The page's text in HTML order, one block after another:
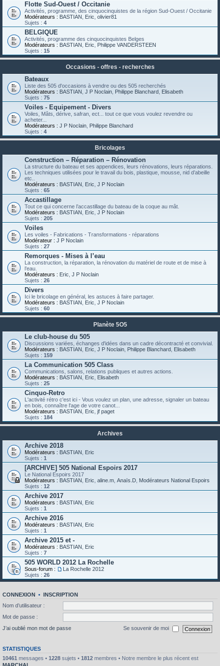
Flotte Sud-Ouest / Occitanie
Activités, programme, des cinquocinquistes de la région Sud-Ouest / Occitanie
Modérateurs : BASTIAN Eric olivier81
Sujets : 4
BELGIQUE
Activités, programme des cinquocinquistes Belges
Modérateurs : BASTIAN Eric
Philippe VANDERSTEEN
Sujets : 15
Occasions - offres - recherches
Bateaux
Liste des 505 d'occasions à vendre ou des 505 recherchés
Modérateurs : BASTIAN J P Noclain Philippe Blanchard Elisabeth
Sujets : 75
Voiles - Equipement - Divers
Voiles, Mâts, dérive, safran, ect... tout ce que vous voulez revendre ou
acheter...
Modérateurs : J P Noclain Philippe Blanchard
Sujets : 4
Bricolages
Construction – Réparation – Rénovation
La structure du bateau et ses appendices, leurs rénovations, leurs réparations.
Les techniques utilisées pour le travail du bois, plastique, mousse, nid d’abeille
etc..
Modérateurs : BASTIAN Eric J P Noclain
Sujets : 65
Accastillage
Tout ce qui concerne l’accastillage du bateau de la coque au mât.
Modérateurs : BASTIAN Eric J P Noclain
Sujets : 205
Voiles
Les voiles - Fabrications - Transformations - réparations
Modérateur : J P Noclain
Sujets : 27
Remorques - Mises à l’eau
La construction, la réparation, la rénovation du matériel de route et de mise à
l’eau.
Modérateurs : Eric J P Noclain
Sujets : 26
Divers
Ici le bricolage en général, les astuces à faire partager.
Modérateurs : BASTIAN Eric J P Noclain
Sujets : 60
Planète 5O5
Le club-house du 505
Discussions variées, échanges d'idées dans un cadre décontracté et convivial.
Modérateurs : BASTIAN Eric J P Noclain Philippe Blanchard Elisabeth
Sujets : 159
La Communication 505 Class
Communications, salons, relations publiques et autres actions.
Modérateurs : BASTIAN Eric
Elisabeth
Sujets : 25
Cinquo-Retro
L'activité rétro c'est ici - Vous voulez un plan, une adresse, signaler un bateau
en bois, connaître l'age de votre canot...
Modérateurs : BASTIAN Eric jf paget
Sujets : 184
Archives
Archive 2018
Modérateurs : BASTIAN
Eric
Sujets : 1
[ARCHIVE] 505 National Espoirs 2017
Le National Espoirs 2017
Modérateurs : BASTIAN Eric aline.m Anaïs.D Modérateurs National Espoirs
Sujets : 12
Archive 2017
Modérateurs : BASTIAN
Eric
Sujets : 1
Archive 2016
Modérateurs : BASTIAN
Eric
Sujets : 1
Archive 2015 et -
Modérateurs : BASTIAN
Eric
Sujets : 7
505 WORLD 2012 La Rochelle
Sous-forum :
La Rochelle 2012
Sujets : 26
CONNEXION • INSCRIPTION
Nom d’utilisateur :
Mot de passe :
J’ai oublié mon mot de passe
Se souvenir de moi
STATISTIQUES
10461 messages • 1228 sujets • 1812 membres • Notre membre le plus récent est